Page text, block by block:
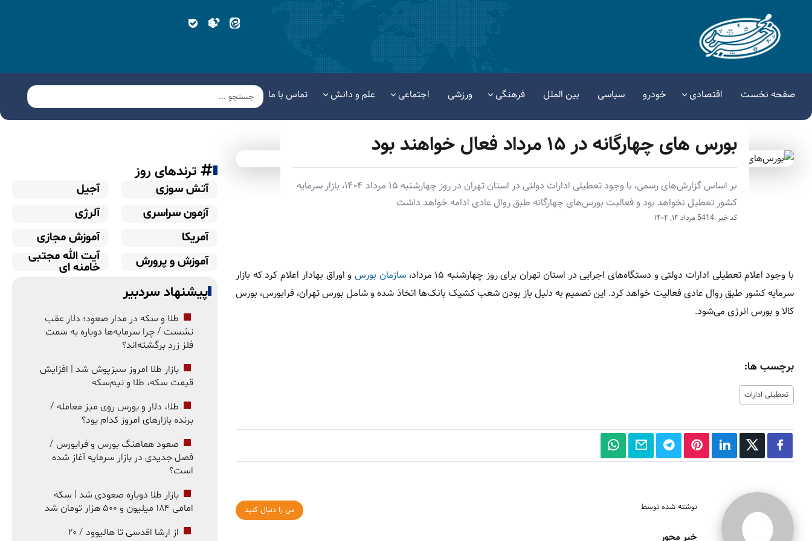
صفحه نخست اقتصادی خودرو سیاسی بین الملل فرهنگی ورزشی اجتماعی علم و دانش تماس با ما
بورس‌ های چهارگانه در ۱۵ مرداد فعال خواهند بود
بر اساس گزارش‌های رسمی، با وجود تعطیلی ادارات دولتی در استان تهران در روز چهارشنبه ۱۵ مرداد ۱۴۰۴، بازار سرمایه
کشور تعطیل نخواهد بود و فعالیت بورس‌های چهارگانه طبق روال عادی ادامه خواهد داشت
کد خبر :5414 مرداد ۱۴, ۱۴۰۴
با وجود اعلام تعطیلی ادارات دولتی و دستگاه‌های اجرایی در استان تهران برای روز چهارشنبه ۱۵ مرداد، سازمان بورسو اوراق بهادار اعلام کرد که بازار
سرمایه کشور طبق روال عادی فعالیت خواهد کرد. این تصمیم به دلیل باز بودن شعب کشیک بانک‌ها اتخاذ شده و شامل بورس تهران، فرابورس، بورس
کالا و بورس انرژی می‌شود.
برچسب ها:
تعطیلی ادارات
من را دنبال کنید نوشته شده توسط
خبر محور
ترندهای روز
آتش سوزی
آجیل
آزمون سراسری
آلرژی
آمریکا
آموزش مجازی
آموزش و پرورش
آیت الله مجتبی
خامنه ای
پیشنهاد سردبیر
طلا و سکه در مدار صعود؛ دلار عقب
نشست / چرا سرمایه‌ها دوباره به سمت
فلز زرد برگشته‌اند؟
بازار طلا امروز سبزپوش شد | افزایش
قیمت سکه، طلا و نیم‌سکه
طلا، دلار و بورس روی میز معامله /
برنده بازارهای امروز کدام بود؟
صعود هماهنگ بورس و فرابورس /
فصل جدیدی در بازار سرمایه آغاز شده
است؟
بازار طلا دوباره صعودی شد | سکه
امامی ۱۸۴ میلیون و ۵۰۰ هزار تومان شد
از ارشا اقدسی تا هالیوود / ۲۰